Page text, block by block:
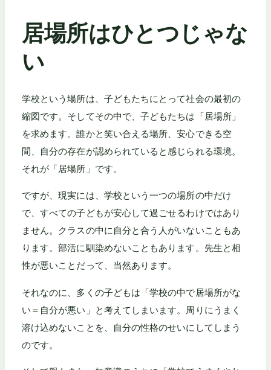
居場所はひとつじゃな
い
学校という場所は、子どもたちにとって社会の最初の
縮図です。そしてその中で、子どもたちは「居場所」
を求めます。誰かと笑い合える場所、安心できる空
間、自分の存在が認められていると感じられる環境。
それが「居場所」です。
ですが、現実には、学校という一つの場所の中だけ
で、すべての子どもが安心して過ごせるわけではあり
ません。クラスの中に自分と合う人がいないこともあ
ります。部活に馴染めないこともあります。先生と相
性が悪いことだって、当然あります。
それなのに、多くの子どもは「学校の中で居場所がな
い＝自分が悪い」と考えてしまいます。周りにうまく
溶け込めないことを、自分の性格のせいにしてしまう
のです。